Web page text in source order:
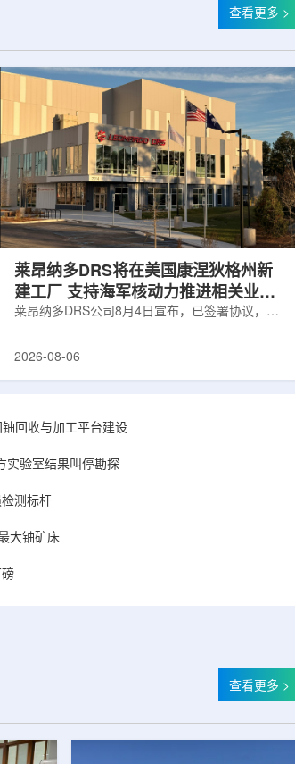
查看更多 >
莱昂纳多DRS将在美国康涅狄格州新
建工厂 支持海军核动力推进相关业务
增长
莱昂纳多DRS公司8月4日宣布，已签署协议，将
并为公司在核能领域的后续增长提供空间和基础
尔德帕克里奇路120号，占地约14.1087万平方英
尺。工厂建成后，将整合目前分布在康涅狄格州
丹伯里和贝瑟尔三个地点的业务。该设施预计于
2027年初投入使用，若最终设计和租户装修工...
2026-08-06
回收与加工平台建设
实验室结果叫停勘探
测标杆
大铀矿床
查看更多 >